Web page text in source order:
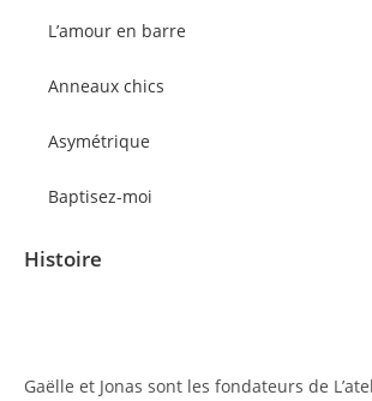
L’amour en barre
Anneaux chics
Asymétrique
Baptisez-moi
Histoire
Gaëlle et Jonas sont les fondateurs de